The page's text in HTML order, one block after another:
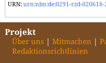
URN: urn:nbn:de:0291-rzd-020618-
Projekt
Über uns Mitmachen
Redaktionsrichtlinien